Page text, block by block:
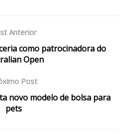
Anterior
como patrocinadora do
Open
Post
novo modelo de bolsa para
pets